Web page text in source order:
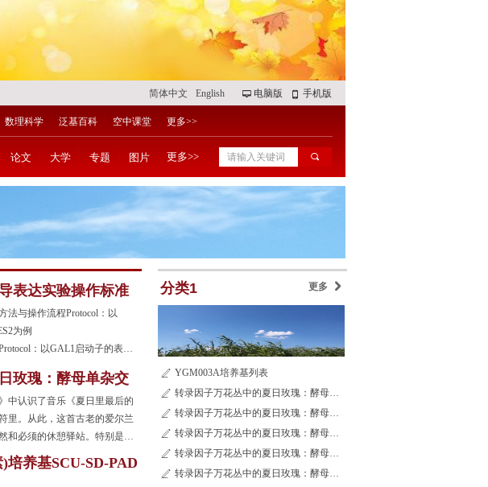
简体中文 English 넡 电脑版 넓 手机版
数理科学 泛基百科 空中课堂
끠
更多>>
更多>>
论文 大学 专题 图片
表达实验操作标准
三版）
法与操作流程Protocol：以
为例
：以GAL1启动子的表达
玫瑰：酵母单杂交
中认识了音乐《夏日里最后的
里。从此，这首古老的爱尔兰
和必须的休憩驿站。特别是意
浓郁的玫瑰芬芳，在空中久久
培养基SCU-SD-PAD
功能研究系列讲座(二)
分类1 更多 낑
ꄅ YGM003A培养基列表
ꄅ 转录因子万花丛中的夏日玫瑰：酵母单杂交系统
ꄅ 转录因子万花丛中的夏日玫瑰：酵母单杂交系统
ꄅ 转录因子万花丛中的夏日玫瑰：酵母单杂交系统
ꄅ 转录因子万花丛中的夏日玫瑰：酵母单杂交系统
ꄅ 转录因子万花丛中的夏日玫瑰：酵母单杂交系统